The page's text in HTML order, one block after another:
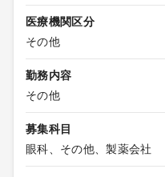
医療機関区分
その他
勤務内容
その他
募集科目
眼科、その他、製薬会社